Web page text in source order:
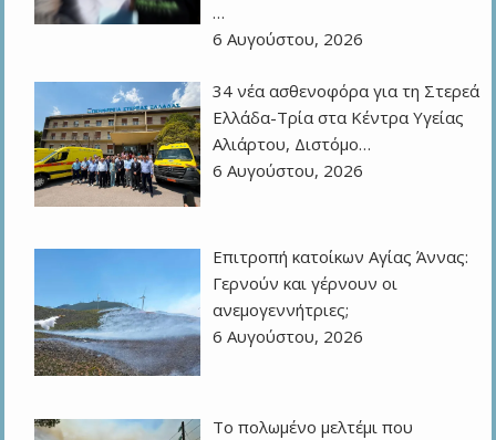
…
6 Αυγούστου, 2026
34 νέα ασθενοφόρα για τη Στερεά
Ελλάδα-Τρία στα Κέντρα Υγείας
Αλιάρτου, Διστόμο…
6 Αυγούστου, 2026
Επιτροπή κατοίκων Αγίας Άννας:
Γερνούν και γέρνουν οι
ανεμογεννήτριες;
6 Αυγούστου, 2026
Το πολωμένο μελτέμι που